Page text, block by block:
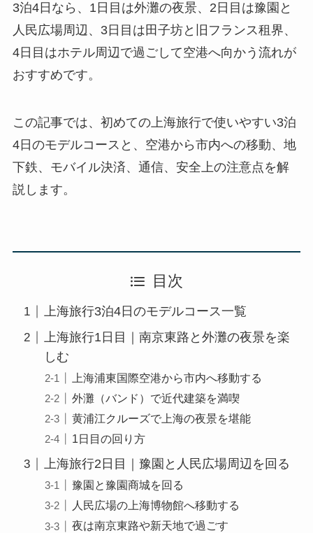
3泊4日なら、1日目は外灘の夜景、2日目は豫園と
人民広場周辺、3日目は田子坊と旧フランス租界、
4日目はホテル周辺で過ごして空港へ向かう流れが
おすすめです。
この記事では、初めての上海旅行で使いやすい3泊
4日のモデルコースと、空港から市内への移動、地
下鉄、モバイル決済、通信、安全上の注意点を解
説します。
目次
上海旅行3泊4日のモデルコース一覧
上海旅行1日目｜南京東路と外灘の夜景を楽
しむ
上海浦東国際空港から市内へ移動する
外灘（バンド）で近代建築を満喫
黄浦江クルーズで上海の夜景を堪能
1日目の回り方
上海旅行2日目｜豫園と人民広場周辺を回る
豫園と豫園商城を回る
人民広場の上海博物館へ移動する
夜は南京東路や新天地で過ごす